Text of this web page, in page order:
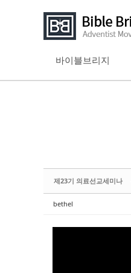
바이블브리지
제23기 의료선교세미나
bethel